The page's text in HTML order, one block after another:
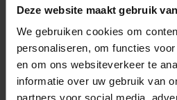
Deze website maakt gebruik
We gebruiken cookies om
personaliseren, om functies
en om ons websiteverkeer te
informatie over uw gebruik van
Humans often
their
something
complex than
other animals.